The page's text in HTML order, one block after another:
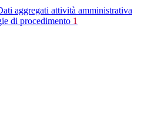
aggregati attività amministrativa
di procedimento 1